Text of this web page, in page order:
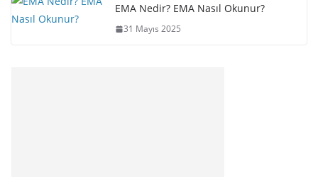
EMA Nedir? EMA Nasıl Okunur?
31 Mayıs 2025